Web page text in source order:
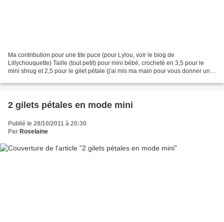
Ma contribution pour une tite puce (pour Lylou, voir le blog de
Lillychouquette) Taille (tout petit) pour mini bébé, crocheté en 3,5 pour le
mini shrug et 2,5 pour le gilet pétale (j'ai mis ma main pour vous donner une
2 gilets pétales en mode mini
Publié le 28/10/2011 à 20:30
Par Roselaine